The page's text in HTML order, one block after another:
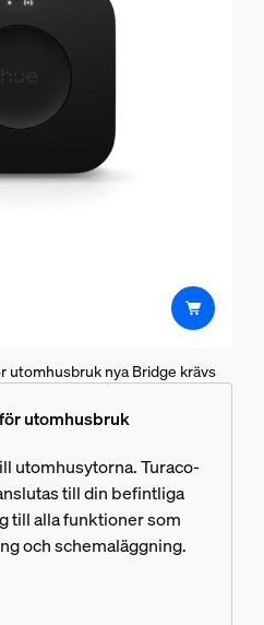
utomhusbruk nya Bridge krävs
utomhusbruk
utomhusytorna. Turaco-
till din befintliga
till alla funktioner som
och schemaläggning.